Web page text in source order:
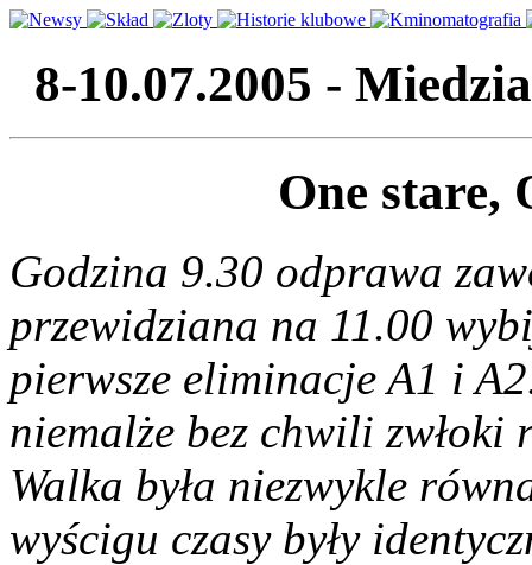
8-10.07.2005 -
One stare,
Godzina 9.30 odprawa
przewidziana na 11.00
pierwsze eliminacje A1 i
niemalże bez chwili zwłoki
Walka była niezwykle
wyścigu czasy były